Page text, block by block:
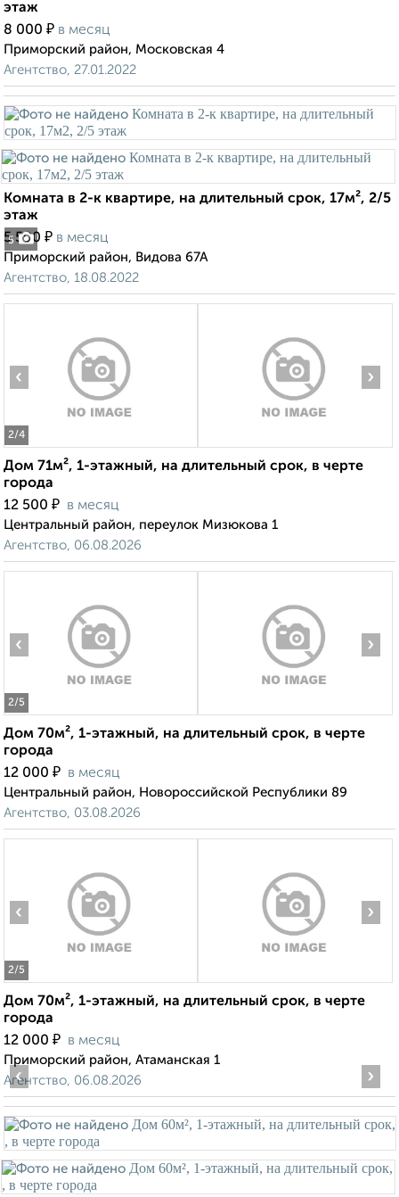
этаж
8 000 ₽ в месяц
Приморский район, Московская 4
Агентство, 27.01.2022
5
Комната в 2-к квартире, на длительный срок, 17м², 2/5
этаж
5 500 ₽ в месяц
Приморский район, Видова 67А
Агентство, 18.08.2022
2/4
‹ ›
Дом 71м², 1-этажный, на длительный срок, в черте
города
12 500 ₽ в месяц
Центральный район, переулок Мизюкова 1
Агентство, 06.08.2026
2/5
‹ ›
Дом 70м², 1-этажный, на длительный срок, в черте
города
12 000 ₽ в месяц
Центральный район, Новороссийской Республики 89
Агентство, 03.08.2026
2/5
‹ ›
Дом 70м², 1-этажный, на длительный срок, в черте
города
12 000 ₽ в месяц
Приморский район, Атаманская 1
Агентство, 06.08.2026
‹ ›